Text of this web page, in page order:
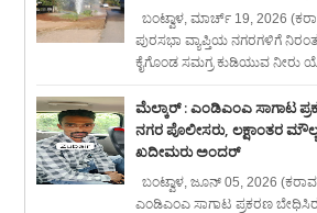
ಬಂಟ್ವಾಳ, ಮಾರ್ಚ್ 19, 2026
ಪುರಸಭಾ ವ್ಯಾಪ್ತಿಯ ನಗರಗಳಿಗೆ
ಕೈಗೊಂಡ ಸಮಗ್ರ ಕುಡಿಯುವ
ಮೆಲ್ಕಾರ್ : ಎಂಡಿಎಂಎ ಸಾಗಾಟ
ನಗರ ಪೊಲೀಸರು, ಲಕ್ಷಾಂತರ
ಖದೀಮರು ಅಂದರ್
ಬಂಟ್ವಾಳ, ಜೂನ್ 05, 2026
ಎಂಡಿಎಂಎ ಸಾಗಾಟ ಪ್ರಕರಣ